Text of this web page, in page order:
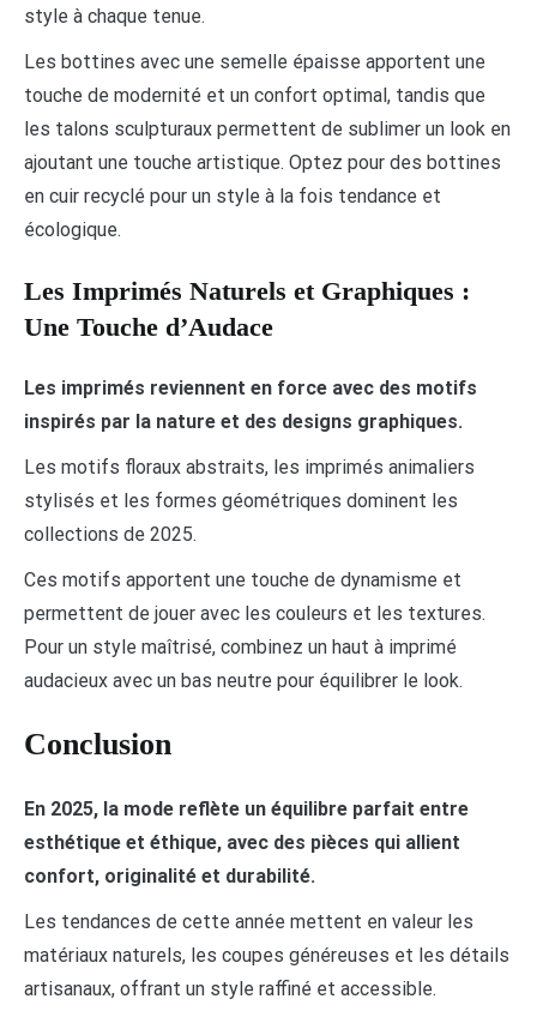
style à chaque tenue.
Les bottines avec une semelle épaisse apportent une
touche de modernité et un confort optimal, tandis que
les talons sculpturaux permettent de sublimer un look en
ajoutant une touche artistique. Optez pour des bottines
en cuir recyclé pour un style à la fois tendance et
écologique.
Les Imprimés Naturels et Graphiques :
Une Touche d’Audace
Les imprimés reviennent en force avec des motifs
inspirés par la nature et des designs graphiques.
Les motifs floraux abstraits, les imprimés animaliers
stylisés et les formes géométriques dominent les
collections de 2025.
Ces motifs apportent une touche de dynamisme et
permettent de jouer avec les couleurs et les textures.
Pour un style maîtrisé, combinez un haut à imprimé
audacieux avec un bas neutre pour équilibrer le look.
Conclusion
En 2025, la mode reflète un équilibre parfait entre
esthétique et éthique, avec des pièces qui allient
confort, originalité et durabilité.
Les tendances de cette année mettent en valeur les
matériaux naturels, les coupes généreuses et les détails
artisanaux, offrant un style raffiné et accessible.